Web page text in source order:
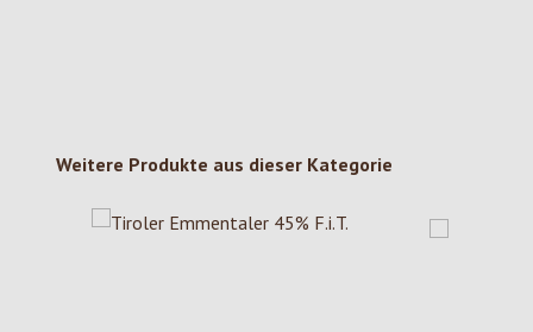
Produktgalerie überspringen
Weitere Produkte aus dieser Kategorie